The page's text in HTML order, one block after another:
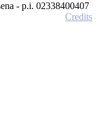
- p.i. 02338400407
Credits